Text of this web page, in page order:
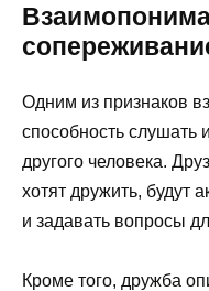
Одним из признаков
способность слушать
другого человека.
хотят дружить, будут
и задавать вопросы
Кроме того, дружба